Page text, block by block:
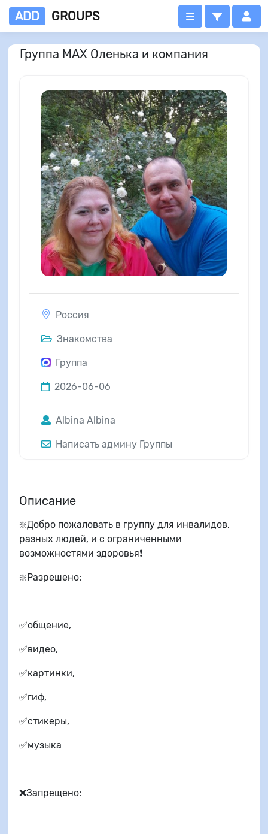
ADD GROUPS
Группа MAX Оленька и компания
Россия
Знакомства
Группа
2026-06-06
Albina Albina
Написать админу Группы
Описание
❇️Добро пожаловать в группу для инвалидов,
разных людей, и с ограниченными
возможностями здоровья❗
❇️Разрешено:
✅общение,
✅видео,
✅картинки,
✅гиф,
✅стикеры,
✅музыка
❌Запрещено: